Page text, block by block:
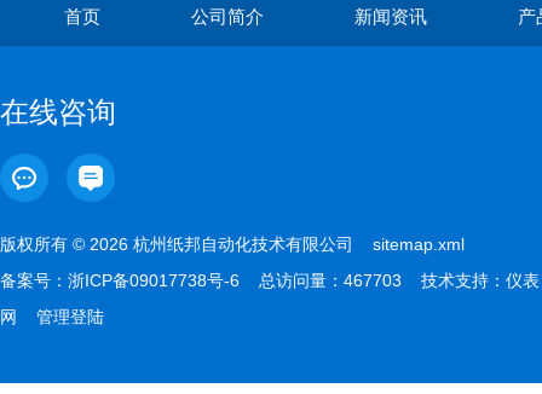
首页 公司简介 新闻资讯 产
在线咨询
版权所有 © 2026 杭州纸邦自动化技术有限公司 sitemap.xml
备案号： 浙ICP备09017738号-6 总访问量：467703 技术支持： 仪表
网
管理登陆